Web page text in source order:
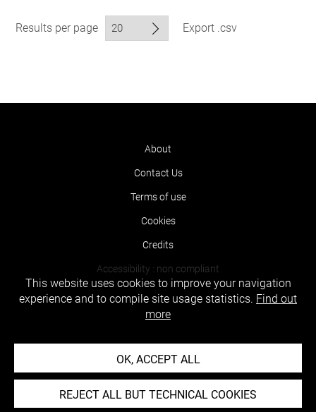
Results per page Export .csv
About
Contact Us
Terms of use
Cookies
Credits
Accessibility : non compliant
This website uses cookies to improve your navigation
experience and to compile site usage statistics. Find out
more
OK, ACCEPT ALL
REJECT ALL BUT TECHNICAL COOKIES